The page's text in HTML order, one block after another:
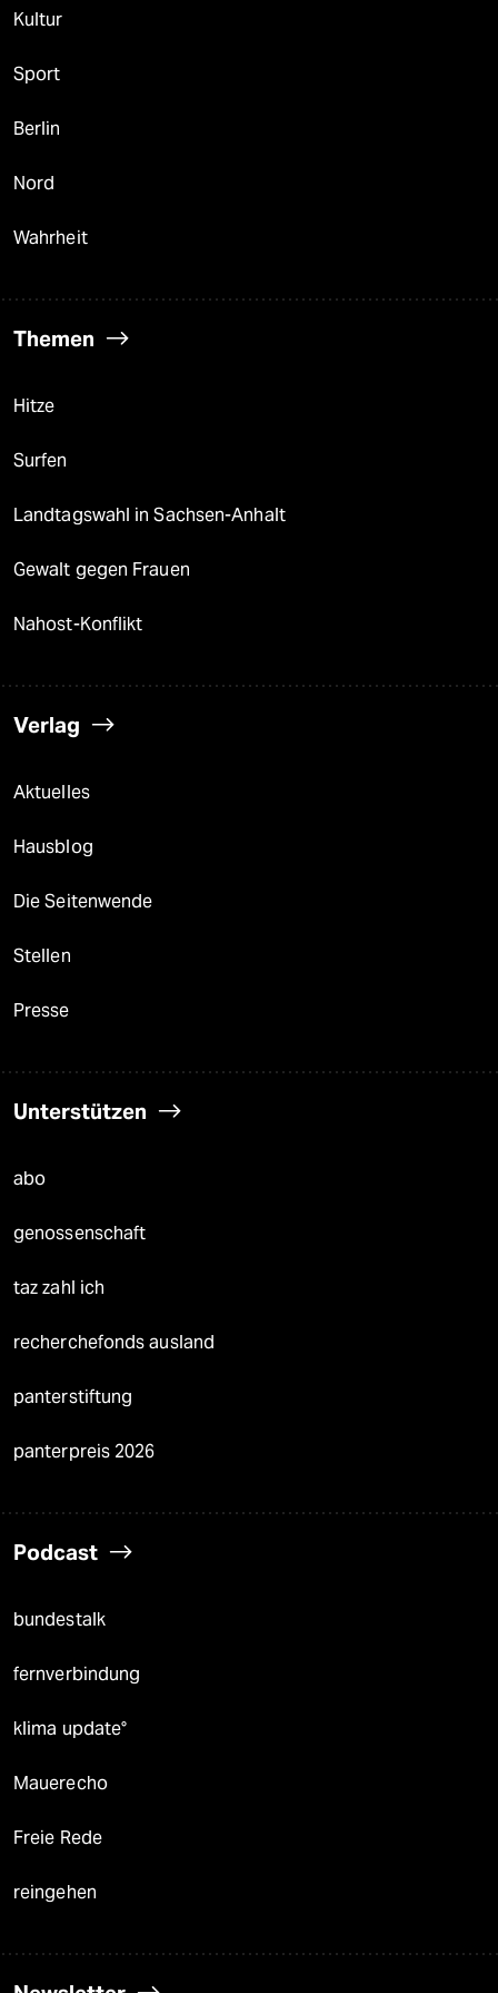
Kultur
Sport
Berlin
Nord
Wahrheit
Themen
Hitze
Surfen
Landtagswahl in Sachsen-Anhalt
Gewalt gegen Frauen
Nahost-Konflikt
Verlag
Aktuelles
Hausblog
Die Seitenwende
Stellen
Presse
Unterstützen
abo
genossenschaft
taz zahl ich
recherchefonds ausland
panterstiftung
panterpreis 2026
Podcast
bundestalk
fernverbindung
klima update°
Mauerecho
Freie Rede
reingehen